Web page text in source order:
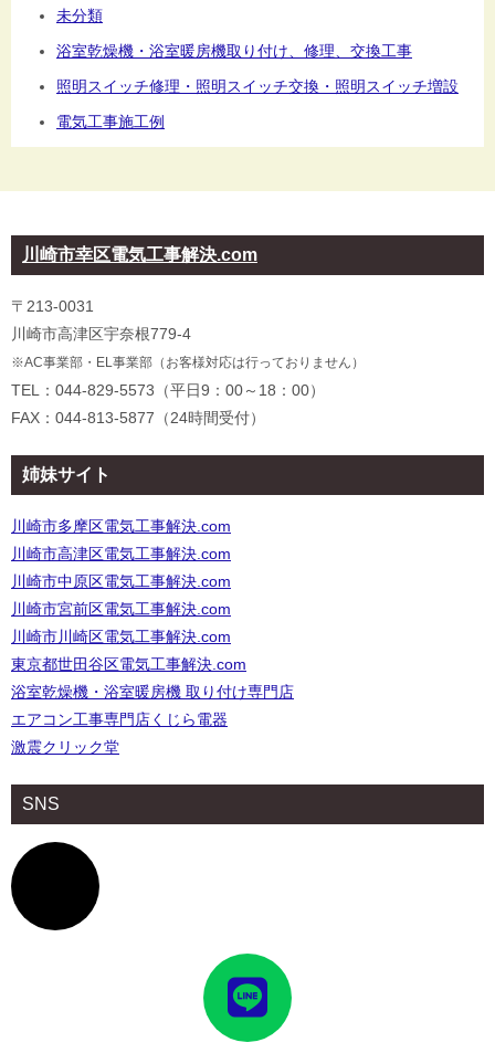
未分類
浴室乾燥機・浴室暖房機取り付け、修理、交換工事
照明スイッチ修理・照明スイッチ交換・照明スイッチ増設
電気工事施工例
川崎市幸区電気工事解決.com
〒213-0031
川崎市高津区宇奈根779-4
※AC事業部・EL事業部（お客様対応は行っておりません）
TEL：044-829-5573（平日9：00～18：00）
FAX：044-813-5877（24時間受付）
姉妹サイト
川崎市多摩区電気工事解決.com
川崎市高津区電気工事解決.com
川崎市中原区電気工事解決.com
川崎市宮前区電気工事解決.com
川崎市川崎区電気工事解決.com
東京都世田谷区電気工事解決.com
浴室乾燥機・浴室暖房機 取り付け専門店
エアコン工事専門店くじら電器
激震クリック堂
SNS
イ
コ
ン
リ
イ
コ
ン
リ